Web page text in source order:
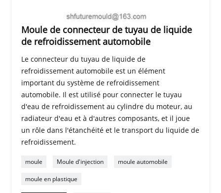
Moule de connecteur de tuyau de liquide
de refroidissement automobile
Le connecteur du tuyau de liquide de
refroidissement automobile est un élément
important du système de refroidissement
automobile. Il est utilisé pour connecter le tuyau
d'eau de refroidissement au cylindre du moteur, au
radiateur d'eau et à d'autres composants, et il joue
un rôle dans l'étanchéité et le transport du liquide de
refroidissement.
moule Moule d'injection moule automobile
moule en plastique